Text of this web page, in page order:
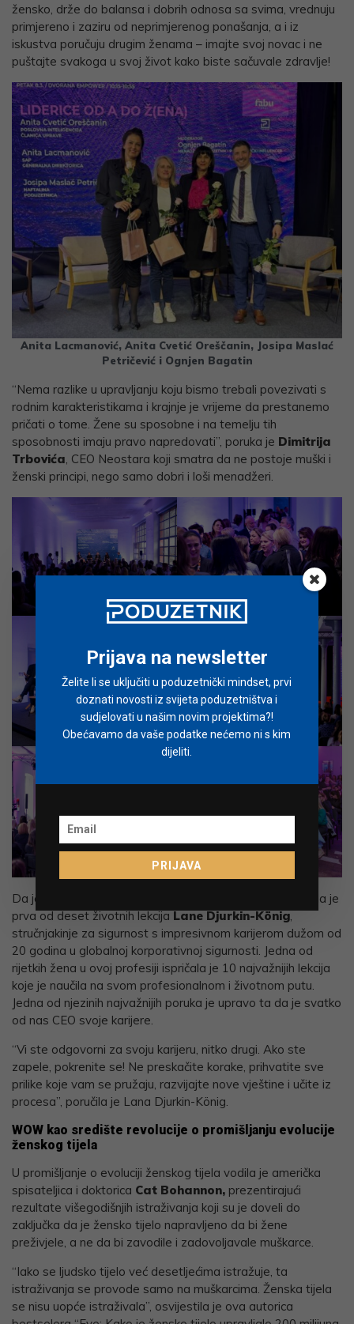
žensko, drže do balansa i dobrih odnosa sa svima, vrednuju
primjereno i zaziru od neprimjerenog ponašanja, a i iz
iskustva poručuju drugim ženama – imajte svoj novac i ne
puštajte svakoga u svoj život kako biste sačuvale zdravlje!
Anita Lacmanović, Anita Cvetić Oreščanin, Josipa Maslać
Petričević i Ognjen Bagatin
“Nema razlike u upravljanju koju bismo trebali povezivati s
rodnim karakteristikama i krajnje je vrijeme da prestanemo
pričati o tome. Žene su sposobne i na temelju tih
sposobnosti imaju pravo napredovati”, poruka je Dimitrija
Trbovića, CEO Neostara koji smatra da ne postoje muški i
ženski principi, nego samo dobri i loši menadžeri.
Da je za uspjeh ponekad potrebna samo jedna prilika, bila je
prva od deset životnih lekcija Lane Djurkin-König,
stručnjakinje za sigurnost s impresivnom karijerom dužom od
20 godina u globalnoj korporativnoj sigurnosti. Jedna od
rijetkih žena u ovoj profesiji ispričala je 10 najvažnijih lekcija
koje je naučila na svom profesionalnom i životnom putu.
Jedna od njezinih najvažnijih poruka je upravo ta da je svatko
od nas CEO svoje karijere.
“Vi ste odgovorni za svoju karijeru, nitko drugi. Ako ste
zapele, pokrenite se! Ne preskačite korake, prihvatite sve
prilike koje vam se pružaju, razvijajte nove vještine i učite iz
procesa”, poručila je Lana Djurkin-König.
WOW kao središte revolucije o promišljanju evolucije
ženskog tijela
U promišljanje o evoluciji ženskog tijela vodila je američka
spisateljica i doktorica Cat Bohannon, prezentirajući
rezultate višegodišnjih istraživanja koji su je doveli do
zaključka da je žensko tijelo napravljeno da bi žene
preživjele, a ne da bi zavodile i zadovoljavale muškarce.
“Iako se ljudsko tijelo već desetljećima istražuje, ta
istraživanja se provode samo na muškarcima. Ženska tijela
se nisu uopće istraživala”, osvijestila je ova autorica
Prijava na newsletter
Želite li se uključiti u poduzetnički mindset, prvi
doznati novosti iz svijeta poduzetništva i
sudjelovati u našim novim projektima?!
Obećavamo da vaše podatke nećemo ni s kim
dijeliti.
PRIJAVA